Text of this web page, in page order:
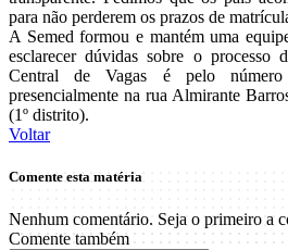
para não perderem os prazos de
A Semed formou e mantém uma
esclarecer dúvidas sobre o processo
Central de Vagas é pelo
presencialmente na rua Almirante
(1º distrito).
Voltar
Comente esta matéria
Nenhum comentário. Seja o primeiro a
Comente também